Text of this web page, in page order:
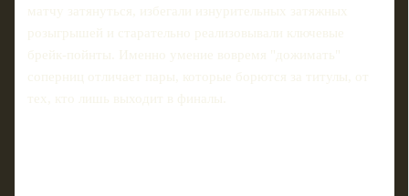
матчу затянуться, избегали изнурительных затяжных
розыгрышей и старательно реализовывали ключевые
брейк-пойнты. Именно умение вовремя "дожимать"
соперниц отличает пары, которые борются за титулы, от
тех, кто лишь выходит в финалы.